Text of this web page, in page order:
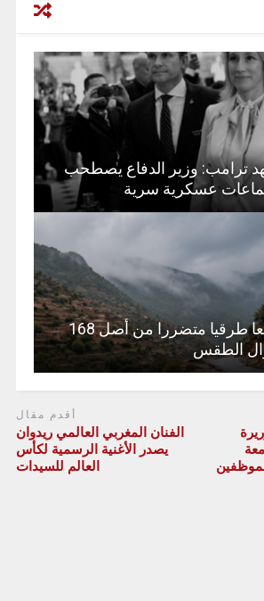
ترامب: وزير الدفاع يصطحب
عسكرية سرية
فتح 124 مقطعا طرقيا متضررا من أصل 168
الطقس
أقدم مقال
الفنان المغربي العالمي ريدوان
يصدر الأغنية الرسمية لكأس
العالم للسيدات